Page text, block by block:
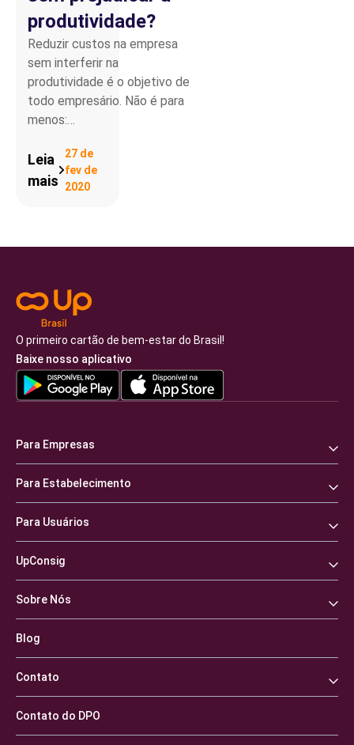
produtividade?
Reduzir custos na empresa
sem interferir na
produtividade é o objetivo de
todo empresário. Não é para
menos:…
Leia
mais
27 de
fev de
2020
O primeiro cartão de bem-estar do Brasil!
Baixe nosso aplicativo
Para Empresas
Para Estabelecimento
Para Usuários
UpConsig
Sobre Nós
Blog
Contato
Contato do DPO